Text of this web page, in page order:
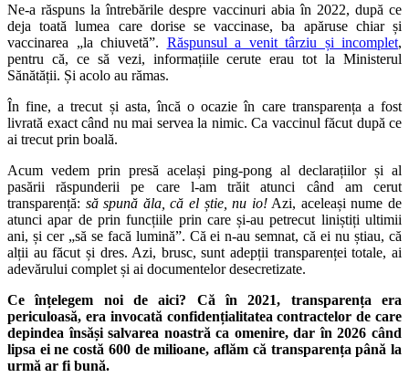
Ne-a răspuns la întrebările despre vaccinuri abia în 2022, după ce
deja toată lumea care dorise se vaccinase, ba apăruse chiar și
vaccinarea „la chiuvetă”. Răspunsul a venit târziu și incomplet,
pentru că, ce să vezi, informațiile cerute erau tot la Ministerul
Sănătății. Și acolo au rămas.
În fine, a trecut și asta, încă o ocazie în care transparența a fost
livrată exact când nu mai servea la nimic. Ca vaccinul făcut după ce
ai trecut prin boală.
Acum vedem prin presă același ping-pong al declarațiilor și al
pasării răspunderii pe care l-am trăit atunci când am cerut
transparență: să spună ăla, că el știe, nu io!Azi, aceleași nume de
atunci apar de prin funcțiile prin care și-au petrecut liniștiți ultimii
ani, și cer „să se facă lumină”. Că ei n-au semnat, că ei nu știau, că
alții au făcut și dres. Azi, brusc, sunt adepții transparenței totale, ai
adevărului complet și ai documentelor desecretizate.
Ce înțelegem noi de aici? Că în 2021, transparența era
periculoasă, era invocată confidențialitatea contractelor de care
depindea însăși salvarea noastră ca omenire, dar în 2026 când
lipsa ei ne costă 600 de milioane, aflăm că transparența până la
urmă ar fi bună.